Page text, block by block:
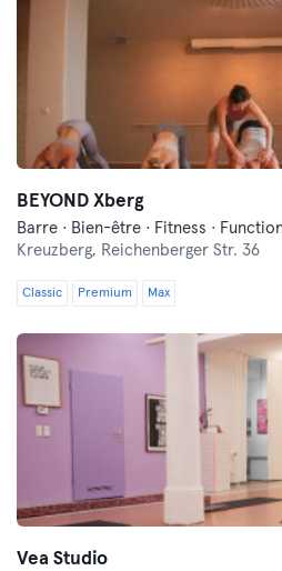
BEYOND Xberg
Barre · Bien-être · Fitness ·
Kreuzberg, Reichenberger Str. 36
Classic Premium Max
Vea Studio